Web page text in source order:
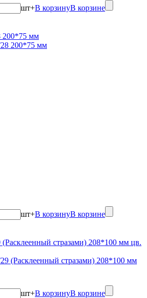
шт+В корзинуВ корзине
200*75 мм
шт+В корзинуВ корзине
стразами) 208*100 мм цв.
шт+В корзинуВ корзине